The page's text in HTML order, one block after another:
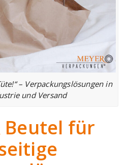
– Verpackungslösungen in
und Versand
Beutel für